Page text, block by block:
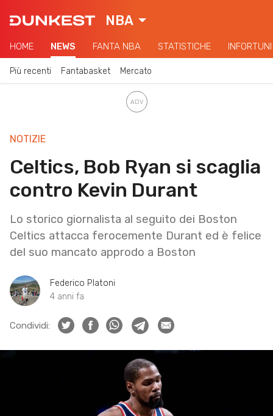
NBA
HOME NEWS FANTA NBA STATISTICHE INFORTUNI
Più recenti Fantabasket Mercato
NOTIZIE
Celtics, Bob Ryan si scaglia
contro Kevin Durant
Lo storico giornalista al seguito dei Boston
Celtics attacca ferocemente Durant ed è felice
del suo mancato approdo a Boston
Federico Platoni
4 anni fa
Condividi: